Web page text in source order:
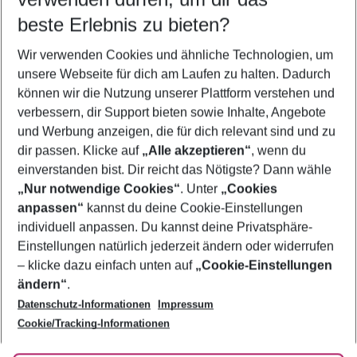
5-8 Nächte
2 Erwachsene Keine Kinder
Mehr Filter anzeigen
Footer
Footer navigation
Über uns
AGB
Bestpreisgarantie
Cookie-Einstellungen ändern
Cookie-Richtlinie
Agenturbetreuung
Barrierefreies Reisen
Folge uns
beste Erlebnis zu bieten?
Wir verwenden Cookies und ähnliche Technologien, um
unsere Webseite für dich am Laufen zu halten. Dadurch
können wir die Nutzung unserer Plattform verstehen und
verbessern, dir Support bieten sowie Inhalte, Angebote
und Werbung anzeigen, die für dich relevant sind und zu
dir passen. Klicke auf „Alle akzeptieren“, wenn du
einverstanden bist. Dir reicht das Nötigste? Dann wähle
„Nur notwendige Cookies“. Unter „Cookies
anpassen“ kannst du deine Cookie-Einstellungen
individuell anpassen. Du kannst deine Privatsphäre-
Einstellungen natürlich jederzeit ändern oder widerrufen
– klicke dazu einfach unten auf „Cookie-Einstellungen
ändern“.
Datenschutz-Informationen
Impressum
Cookie/Tracking-Informationen